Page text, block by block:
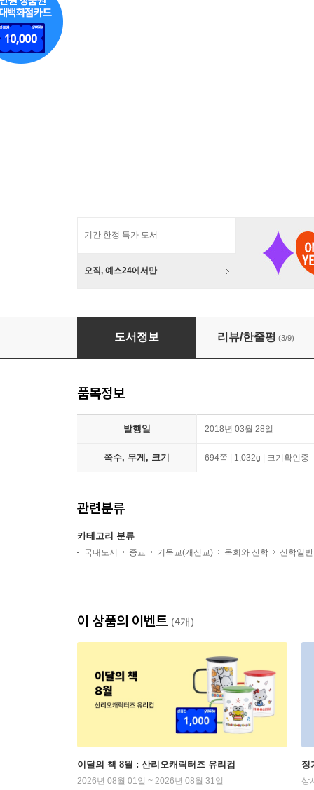
기간 한정 특가 도서
오직, 예스24에서만
문화적 예전 시리즈 1~2권 세트
도서정보 리뷰/한줄평 (3/9)
품목정보
발행일 2018년 03월 28일
쪽수, 무게, 크기 694쪽 | 1,032g | 크기확인중
관련분류
카테고리 분류
국내도서 종교 기독교(개신교) 목회와 신학 신학일반
이 상품의 이벤트 (4개)
이달의 책 8월 : 산리오캐릭터즈 유리컵
2026년 08월 01일 ~ 2026년 08월 31일
정
상